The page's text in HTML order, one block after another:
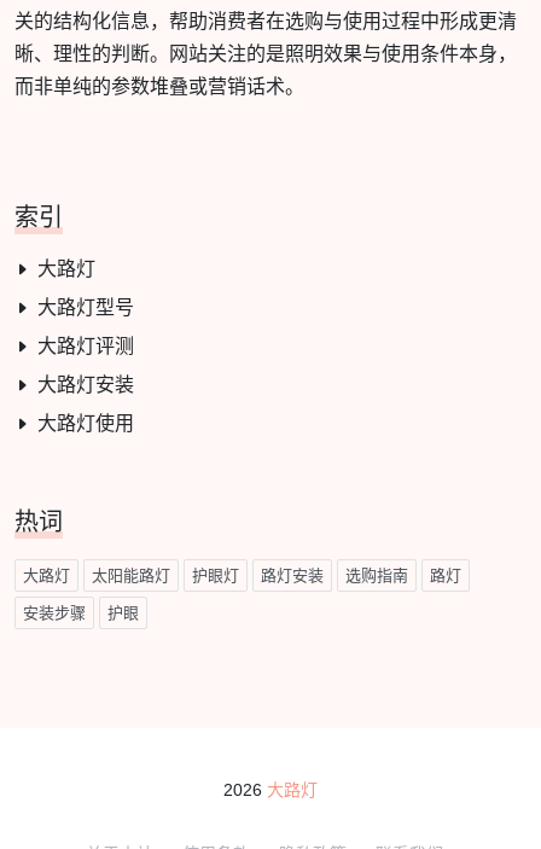
关的结构化信息，帮助消费者在选购与使用过程中形成更清
晰、理性的判断。网站关注的是照明效果与使用条件本身，
而非单纯的参数堆叠或营销话术。
索引
大路灯
大路灯型号
大路灯评测
大路灯安装
大路灯使用
热词
大路灯 太阳能路灯 护眼灯 路灯安装 选购指南 路灯
安装步骤 护眼
2026 大路灯